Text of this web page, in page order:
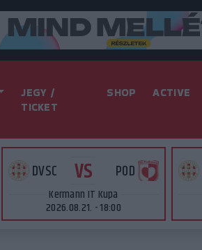
JEGY /
TICKET
SHOP ACTIVE
DVSC VS POD
Kermann IT Kupa
2026.08.21. - 18:00